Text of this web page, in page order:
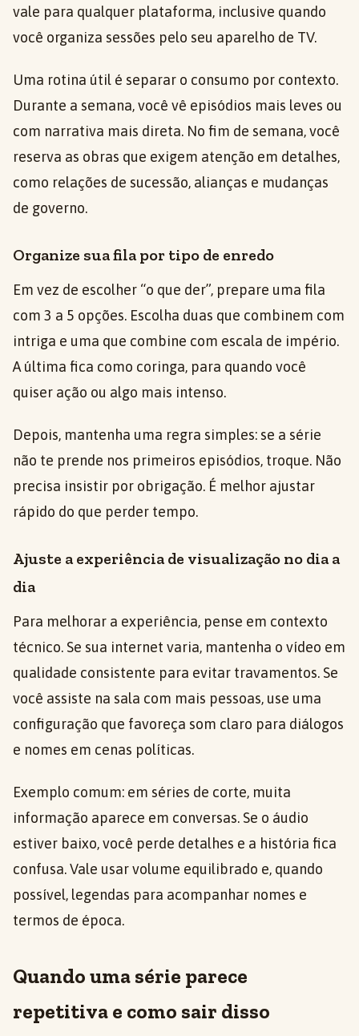
vale para qualquer plataforma, inclusive quando
você organiza sessões pelo seu aparelho de TV.
Uma rotina útil é separar o consumo por contexto.
Durante a semana, você vê episódios mais leves ou
com narrativa mais direta. No fim de semana, você
reserva as obras que exigem atenção em detalhes,
como relações de sucessão, alianças e mudanças
de governo.
Organize sua fila por tipo de enredo
Em vez de escolher “o que der”, prepare uma fila
com 3 a 5 opções. Escolha duas que combinem com
intriga e uma que combine com escala de império.
A última fica como coringa, para quando você
quiser ação ou algo mais intenso.
Depois, mantenha uma regra simples: se a série
não te prende nos primeiros episódios, troque. Não
precisa insistir por obrigação. É melhor ajustar
rápido do que perder tempo.
Ajuste a experiência de visualização no dia a
dia
Para melhorar a experiência, pense em contexto
técnico. Se sua internet varia, mantenha o vídeo em
qualidade consistente para evitar travamentos. Se
você assiste na sala com mais pessoas, use uma
configuração que favoreça som claro para diálogos
e nomes em cenas políticas.
Exemplo comum: em séries de corte, muita
informação aparece em conversas. Se o áudio
estiver baixo, você perde detalhes e a história fica
confusa. Vale usar volume equilibrado e, quando
possível, legendas para acompanhar nomes e
termos de época.
Quando uma série parece
repetitiva e como sair disso